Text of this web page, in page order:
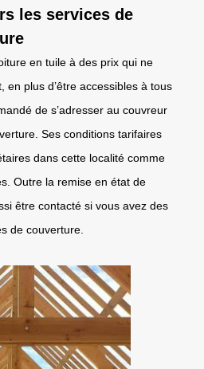
les services de
en tuile à des prix qui ne
en plus d’être accessibles à tous
de s’adresser au couvreur
Ses conditions tarifaires
dans cette localité comme
Outre la remise en état de
être contacté si vous avez des
de couverture.